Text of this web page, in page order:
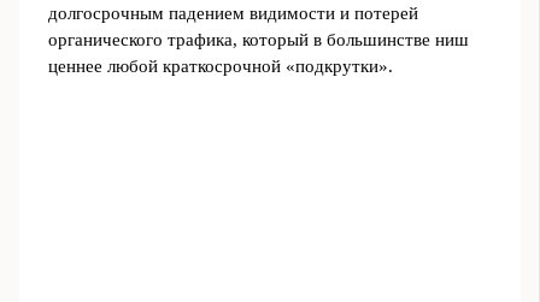
долгосрочным падением видимости и потерей
органического трафика, который в большинстве ниш
ценнее любой краткосрочной «подкрутки».